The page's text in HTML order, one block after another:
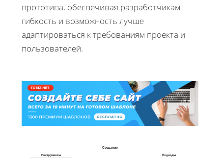
прототипа, обеспечивая разработчикам
гибкость и возможность лучше
адаптироваться к требованиям проекта и
пользователей.
Создание
Инструменты Подходы